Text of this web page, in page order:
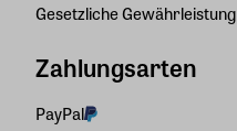
Gesetzliche Gewährleistung
Zahlungsarten
PayPal